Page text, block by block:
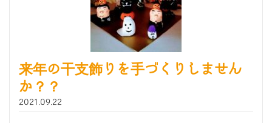
来年の干支飾りを手づくりしません
か？？
2021.09.22